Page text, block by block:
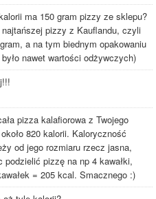
ma 150 gram pizzy ze sklepu?
najtańszej pizzy z Kauflandu, czyli
a na tym biednym opakowaniu
nawet wartości odżywczych)
pizza kalafiorowa z Twojego
820 kalorii. Kaloryczność
od jego rozmiaru rzecz jasna,
podzielić pizzę na np 4 kawałki,
= 205 kcal. Smacznego :)